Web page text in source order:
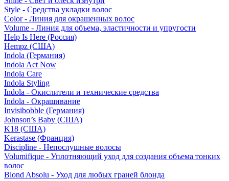
Style - Средства укладки волос
Color - Линия для окрашенных волос
Volume - Линия для объема, эластичности и упругости
Help Is Here (Россия)
Hempz (США)
Indola (Германия)
Indola Act Now
Indola Care
Indola Styling
Indola - Окислители и технические средства
Indola - Окрашивание
Invisibobble (Германия)
Johnson’s Baby (США)
K18 (США)
Kerastase (Франция)
Discipline - Непослушные волосы
Volumifique - Уплотняющий уход для создания объема тонких
волос
Blond Absolu - Уход для любых граней блонда